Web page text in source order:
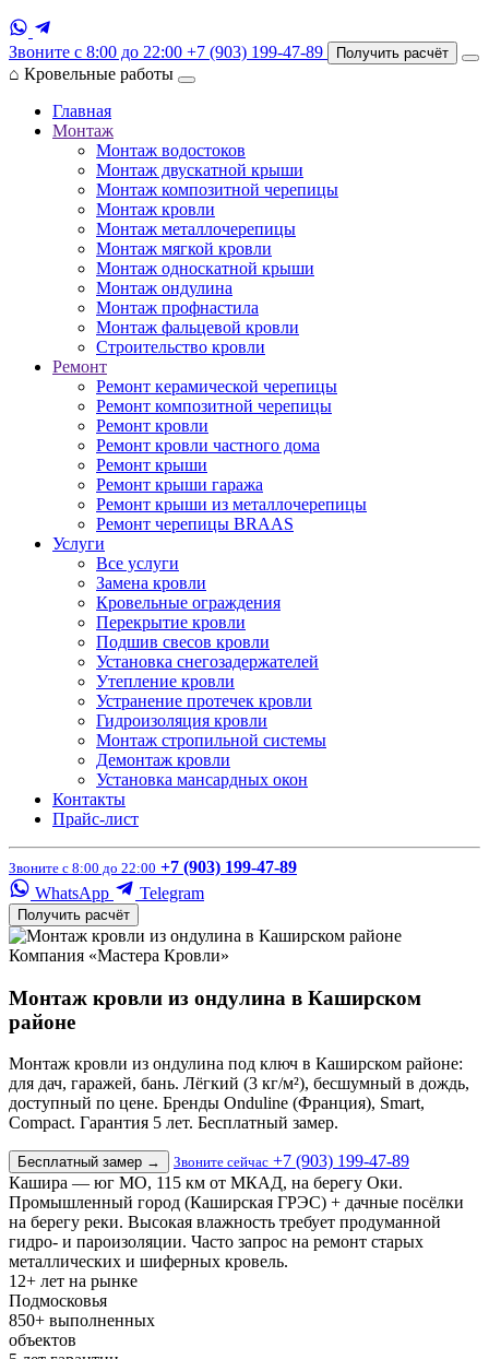
Звоните с 8:00 до 22:00 +7 (903) 199-47-89 Получить расчёт
⌂ Кровельные работы
Главная
Монтаж
Монтаж водостоков
Монтаж двускатной крыши
Монтаж композитной черепицы
Монтаж кровли
Монтаж металлочерепицы
Монтаж мягкой кровли
Монтаж односкатной крыши
Монтаж ондулина
Монтаж профнастила
Монтаж фальцевой кровли
Строительство кровли
Ремонт
Ремонт керамической черепицы
Ремонт композитной черепицы
Ремонт кровли
Ремонт кровли частного дома
Ремонт крыши
Ремонт крыши гаража
Ремонт крыши из металлочерепицы
Ремонт черепицы BRAAS
Услуги
Все услуги
Замена кровли
Кровельные ограждения
Перекрытие кровли
Подшив свесов кровли
Установка снегозадержателей
Утепление кровли
Устранение протечек кровли
Гидроизоляция кровли
Монтаж стропильной системы
Демонтаж кровли
Установка мансардных окон
Контакты
Прайс-лист
Звоните с 8:00 до 22:00 +7 (903) 199-47-89
WhatsApp
Telegram
Получить расчёт
Компания «Мастера Кровли»
Монтаж кровли из ондулина в Каширском
районе
Монтаж кровли из ондулина под ключ в Каширском районе:
для дач, гаражей, бань. Лёгкий (3 кг/м²), бесшумный в дождь,
доступный по цене. Бренды Onduline (Франция), Smart,
Compact. Гарантия 5 лет. Бесплатный замер.
Бесплатный замер → Звоните сейчас +7 (903) 199-47-89
Кашира — юг МО, 115 км от МКАД, на берегу Оки.
Промышленный город (Каширская ГРЭС) + дачные посёлки
на берегу реки. Высокая влажность требует продуманной
гидро- и пароизоляции. Часто запрос на ремонт старых
металлических и шиферных кровель.
12+ лет на рынке
Подмосковья
850+ выполненных
объектов